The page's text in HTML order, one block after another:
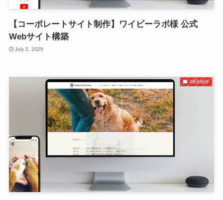
【コーポレートサイト制作】ワイビーラボ様 公式
Webサイト構築
July 2, 2025
WEB制作